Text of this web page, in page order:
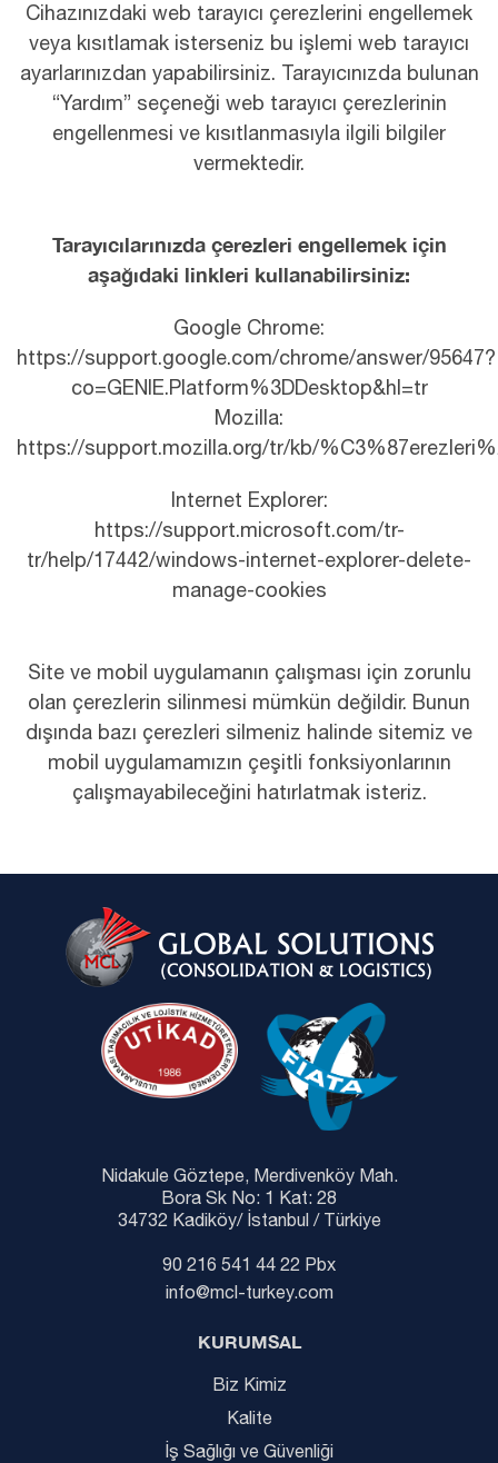
Cihazınızdaki web tarayıcı çerezlerini engellemek
veya kısıtlamak isterseniz bu işlemi web tarayıcı
ayarlarınızdan yapabilirsiniz. Tarayıcınızda bulunan
“Yardım” seçeneği web tarayıcı çerezlerinin
engellenmesi ve kısıtlanmasıyla ilgili bilgiler
vermektedir.
Tarayıcılarınızda çerezleri engellemek için
aşağıdaki linkleri kullanabilirsiniz:
Google Chrome:
https://support.google.com/chrome/answer/95647?
co=GENIE.Platform%3DDesktop&hl=tr
Mozilla:
https://support.mozilla.org/tr/kb/
Internet Explorer:
https://support.microsoft.com/tr-
tr/help/17442/windows-internet-explorer-delete-
manage-cookies
Site ve mobil uygulamanın çalışması için zorunlu
olan çerezlerin silinmesi mümkün değildir. Bunun
dışında bazı çerezleri silmeniz halinde sitemiz ve
mobil uygulamamızın çeşitli fonksiyonlarının
çalışmayabileceğini hatırlatmak isteriz.
Nidakule Göztepe, Merdivenköy Mah.
Bora Sk No: 1 Kat: 28
34732 Kadiköy/ İstanbul / Türkiye
90 216 541 44 22 Pbx
info@mcl-turkey.com
KURUMSAL
Biz Kimiz
Kalite
İş Sağlığı ve Güvenliği